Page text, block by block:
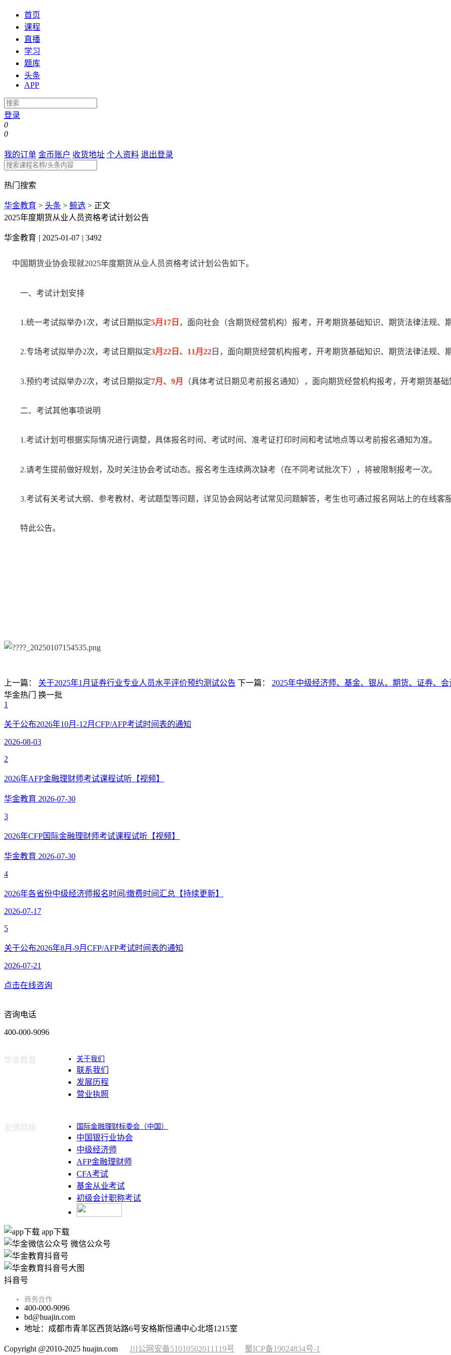
首页
课程
直播
学习
题库
头条
APP
登录
0
0
我的订单 金币账户 收货地址 个人资料 退出登录
热门搜索
华金教育 > 头条 > 鲸选 > 正文
2025年度期货从业人员资格考试计划公告
华金教育 | 2025-01-07 | 3492
中国期货业协会现就2025年度期货从业人员资格考试计划公告如下。
一、考试计划安排
1.统一考试拟举办1 次，考试日期拟定5月 17 日 ，面向社会（含期货经营机构）报考，开考期货基础知识、期货法律法规、
2.专场考试拟举办2次，考试日期拟定3月 22 日、 11 月 22 日，面向期货经营机构报考，开考期货基础知识、期货法律法规、
3.预约考试拟举办2次，考试日期拟定7月、 9月 （具体考试日期见考前报名通知），面向期货经营机构报考，开考期货基
二、考试其他事项说明
1.考试计划可根据实际情况进行调整，具体报名时间、考试时间、准考证打印时间和考试地点等以考前报名通知为准。
2.请考生提前做好规划，及时关注协会考试动态。报名考生连续两次缺考（在不同考试批次下），将被限制报考一次。
3.考试有关考试大纲、参考教材、考试题型等问题，详见协会网站考试常见问题解答，考生也可通过报名网站上的在线客
特此公告。
上一篇： 关于2025年1月证券行业专业人员水平评价预约测试公告 下一篇： 2025年中级经济师、基金、银从、期货、证券、
华金热门
换一批
1
关于公布2026年10月-12月CFP/AFP考试时间表的通知
2026-08-03
2
2026年AFP金融理财师考试课程试听【视频】
华金教育 2026-07-30
3
2026年CFP国际金融理财师考试课程试听【视频】
华金教育 2026-07-30
4
2026年各省份中级经济师报名时间/缴费时间汇总【持续更新】
2026-07-17
5
关于公布2026年8月-9月CFP/AFP考试时间表的通知
2026-07-21
点击在线咨询
咨询电话
400-000-9096
华金教育 关于我们
联系我们
发展历程
营业执照
友情链接 国际金融理财标委会（中国）
中国银行业协会
中级经济师
AFP金融理财师
CFA考试
基金从业考试
初级会计职称考试
app下载
微信公众号
抖音号
商务合作
400-000-9096
bd@huajin.com
地址：成都市青羊区西货站路6号安格斯恒通中心北塔1215室
Copyright @2010-2025 huajin.com 川公网安备51010502011119号
蜀ICP备19024834号-1